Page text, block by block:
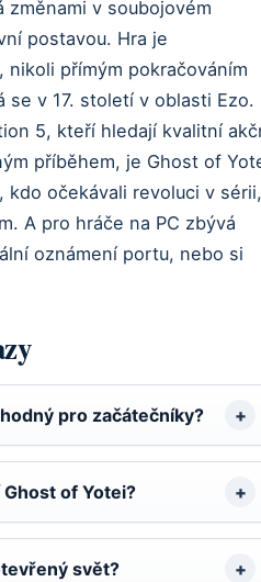
změnami v soubojovém
postavou. Hra je
nikoli přímým pokračováním
se v 17. století v oblasti Ezo.
5, kteří hledají kvalitní
příběhem, je Ghost of
kdo očekávali revoluci v sérii,
A pro hráče na PC zbývá
oznámení portu, nebo si
pro začátečníky?
of Yotei?
svět?